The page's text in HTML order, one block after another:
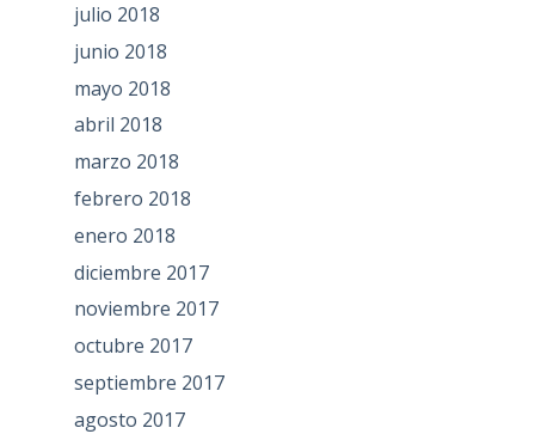
julio 2018
junio 2018
mayo 2018
abril 2018
marzo 2018
febrero 2018
enero 2018
diciembre 2017
noviembre 2017
octubre 2017
septiembre 2017
agosto 2017